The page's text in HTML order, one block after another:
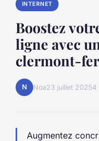
INTERNET
Boostez
ligne avec
clermont-
N Noa23 juillet 20254
Augmentez